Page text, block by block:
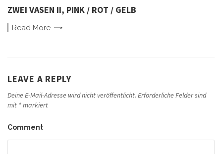
ZWEI VASEN II, PINK / ROT / GELB
Read More
LEAVE A REPLY
Deine E-Mail-Adresse wird nicht veröffentlicht. Erforderliche Felder sind
mit *markiert
Comment